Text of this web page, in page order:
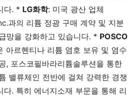
다. * LG화학: 미국 광산 업체
과의 리튬 정광 구매 계약 및 지분
망을 강화하고 있습니다. * POSCO
아르헨티나 리튬 염호 보유 및 염수
, 포스코필바라리튬솔루션을 통한
밸류체인 전반에 걸쳐 강력한 경쟁
다. 특히 에너지소재 부문을 통해 리